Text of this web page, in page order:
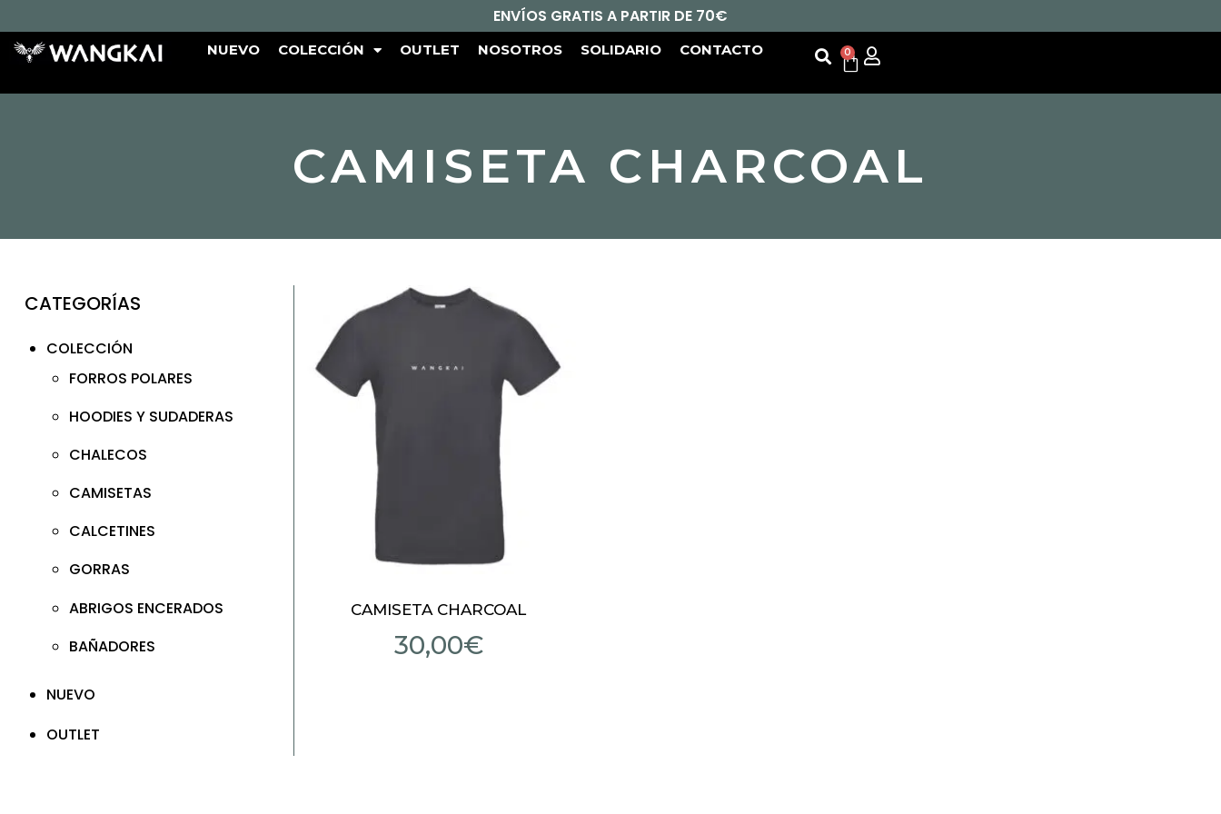
ENVÍOS GRATIS A PARTIR DE 70€
NUEVO COLECCIÓN OUTLET NOSOTROS SOLIDARIO CONTACTO 0
CAMISETA CHARCOAL
CATEGORÍAS
COLECCIÓN
FORROS POLARES
HOODIES Y SUDADERAS
CHALECOS
CAMISETAS
CALCETINES
GORRAS
ABRIGOS ENCERADOS
BAÑADORES
NUEVO
OUTLET
CAMISETA CHARCOAL
30,00€